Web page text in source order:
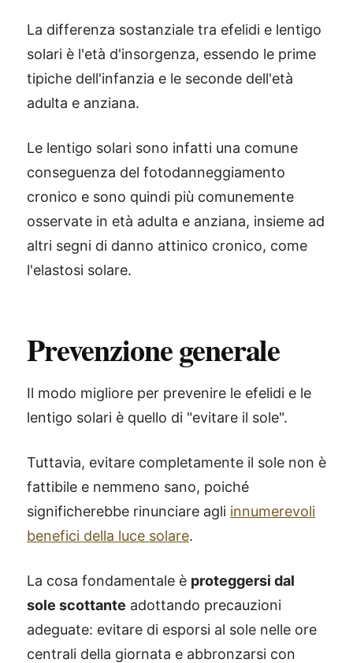
La differenza sostanziale tra efelidi e lentigo
solari è l'età d'insorgenza, essendo le prime
tipiche dell'infanzia e le seconde dell'età
adulta e anziana.
Le lentigo solari sono infatti una comune
conseguenza del fotodanneggiamento
cronico e sono quindi più comunemente
osservate in età adulta e anziana, insieme ad
altri segni di danno attinico cronico, come
l'elastosi solare.
Prevenzione generale
Il modo migliore per prevenire le efelidi e le
lentigo solari è quello di "evitare il sole".
Tuttavia, evitare completamente il sole non è
fattibile e nemmeno sano, poiché
significherebbe rinunciare agli innumerevoli
benefici della luce solare.
La cosa fondamentale è proteggersi dal
sole scottante adottando precauzioni
adeguate: evitare di esporsi al sole nelle ore
centrali della giornata e abbronzarsi con